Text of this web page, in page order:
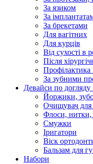
За язиком
За
За брекетами
Для вагітних
Для курців
Від сухості в
Після
Профілактика
За зубними
Девайси по догляду
Йоржики,
Очищувач для
Флоси, нитки,
Смужки
Іригатори
Віск
Бальзам для
Набори